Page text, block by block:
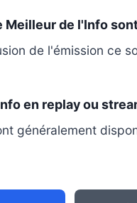
Meilleur de l'Info
de l'émission ce
en replay ou
généralement